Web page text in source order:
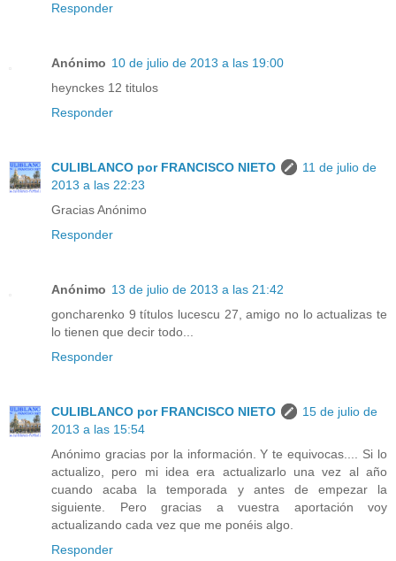
Responder
Anónimo 10 de julio de 2013 a las 19:00
heynckes 12 titulos
Responder
CULIBLANCO por FRANCISCO NIETO
11 de julio de
2013 a las 22:23
Gracias Anónimo
Responder
Anónimo 13 de julio de 2013 a las 21:42
goncharenko 9 títulos lucescu 27, amigo no lo actualizas te
lo tienen que decir todo...
Responder
CULIBLANCO por FRANCISCO NIETO
15 de julio de
2013 a las 15:54
Anónimo gracias por la información. Y te equivocas.... Si lo
actualizo, pero mi idea era actualizarlo una vez al año
cuando acaba la temporada y antes de empezar la
siguiente. Pero gracias a vuestra aportación voy
actualizando cada vez que me ponéis algo.
Responder